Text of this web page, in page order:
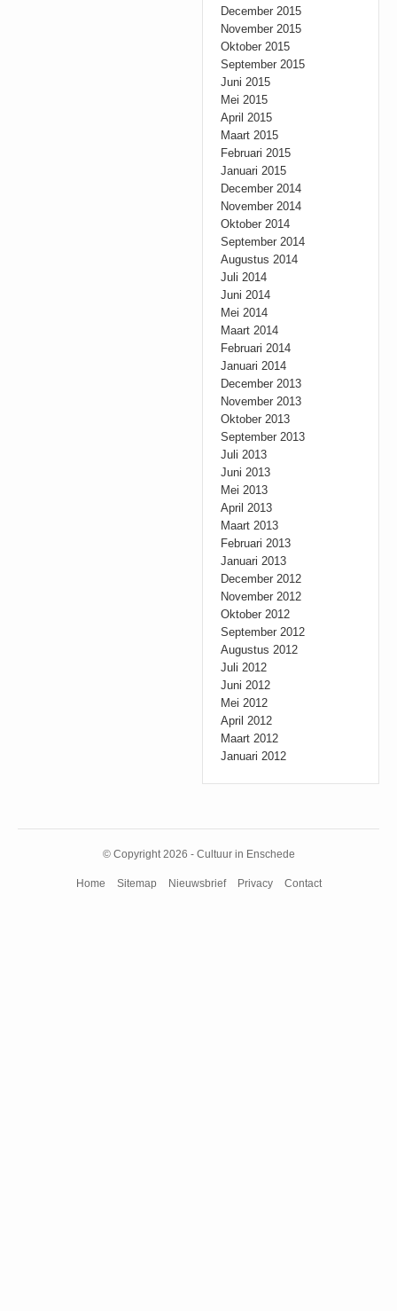
December 2015
November 2015
Oktober 2015
September 2015
Juni 2015
Mei 2015
April 2015
Maart 2015
Februari 2015
Januari 2015
December 2014
November 2014
Oktober 2014
September 2014
Augustus 2014
Juli 2014
Juni 2014
Mei 2014
Maart 2014
Februari 2014
Januari 2014
December 2013
November 2013
Oktober 2013
September 2013
Juli 2013
Juni 2013
Mei 2013
April 2013
Maart 2013
Februari 2013
Januari 2013
December 2012
November 2012
Oktober 2012
September 2012
Augustus 2012
Juli 2012
Juni 2012
Mei 2012
April 2012
Maart 2012
Januari 2012
© Copyright 2026 - Cultuur in Enschede
Home Sitemap Nieuwsbrief Privacy Contact